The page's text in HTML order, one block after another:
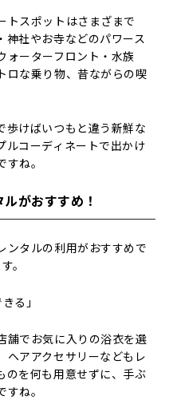
トスポットはさまざまで
社やお寺などのパワース
ォーターフロント・水族
ロな乗り物、昔ながらの喫
歩けばいつもと違う新鮮な
ルコーディネートで出かけ
ね。
がおすすめ！
ンタルの利用がおすすめで
。
る」
舗でお気に入りの浴衣を選
ヘアアクセサリーなどもレ
のを何も用意せずに、手ぶ
ね。